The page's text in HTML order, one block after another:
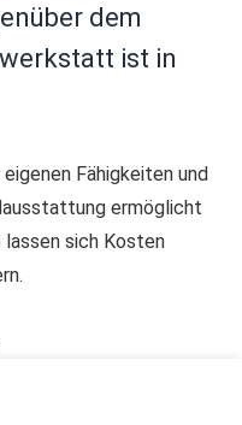
dem
ist in
Fähigkeiten und
ermöglicht
sich Kosten